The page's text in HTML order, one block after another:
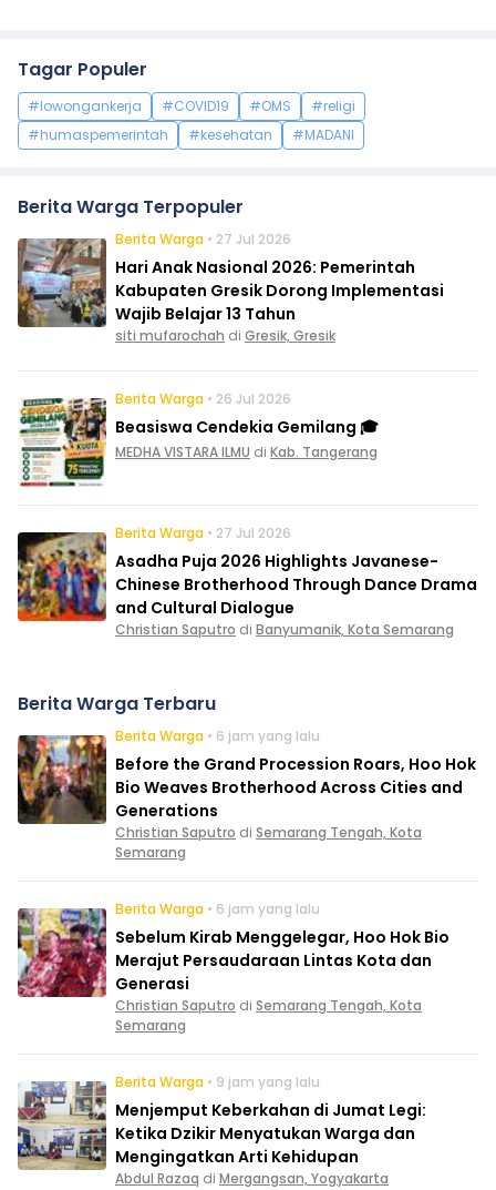
Tagar Populer
#lowongankerja #COVID19 #OMS
#religi
#humaspemerintah
#kesehatan #MADANI
Berita Warga Terpopuler
Berita Warga • 27 Jul 2026
Hari Anak Nasional 2026: Pemerintah
Kabupaten Gresik Dorong Implementasi
Wajib Belajar 13 Tahun
siti mufarochah di Gresik, Gresik
Berita Warga • 26 Jul 2026
Beasiswa Cendekia Gemilang 🎓
MEDHA VISTARA ILMU di Kab. Tangerang
Berita Warga • 27 Jul 2026
Asadha Puja 2026 Highlights Javanese-
Chinese Brotherhood Through Dance Drama
and Cultural Dialogue
Christian Saputro di Banyumanik, Kota Semarang
Berita Warga Terbaru
Berita Warga • 6 jam yang lalu
Before the Grand Procession Roars, Hoo Hok
Bio Weaves Brotherhood Across Cities and
Generations
Christian Saputro di Semarang Tengah, Kota
Semarang
Berita Warga • 6 jam yang lalu
Sebelum Kirab Menggelegar, Hoo Hok Bio
Merajut Persaudaraan Lintas Kota dan
Generasi
Christian Saputro di Semarang Tengah, Kota
Semarang
Berita Warga • 9 jam yang lalu
Menjemput Keberkahan di Jumat Legi:
Ketika Dzikir Menyatukan Warga dan
Mengingatkan Arti Kehidupan
Abdul Razaq di Mergangsan, Yogyakarta